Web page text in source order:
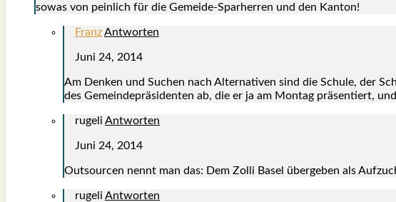
sowas von pein­lich für die Gemei­de-Spar­her­ren und den Kan­ton!
FranzAntworten
Juni 24, 2014
Am Den­ken und Suchen nach Alter­na­ti­ven sind die Schu­le, der
des Gemein­de­prä­si­den­ten ab, die er ja am Mon­tag prä­sen­tiert,
rugeli Antworten
Juni 24, 2014
Out­sour­cen nennt man das: Dem Zol­li Basel über­ge­ben als
rugeli Antworten